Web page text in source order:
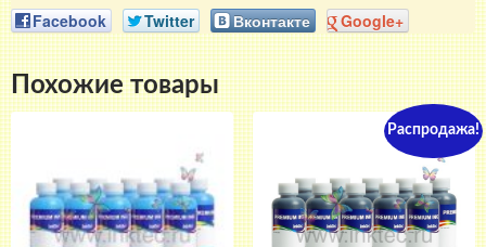
Facebook Twitter Вконтакте Google+
Похожие товары
Распродажа!